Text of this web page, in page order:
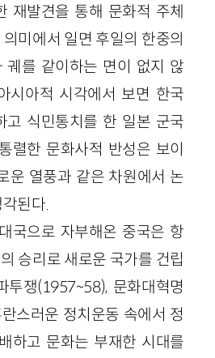
재발견을 통해 문화적 주체
미에서 일면 후일의 한중의
궤를 같이하는 면이 없지 않
시아적 시각에서 보면 한국
고 식민통치를 한 일본 군국
렬한 문화사적 반성은 보이
운 열풍과 같은 차원에서 논
된다.
국으로 자부해온 중국은 항
승리로 새로운 국가를 건립
투쟁(1957~58), 문화대혁명
스러운 정치운동 속에서 정
하고 문화는 부재한 시대를